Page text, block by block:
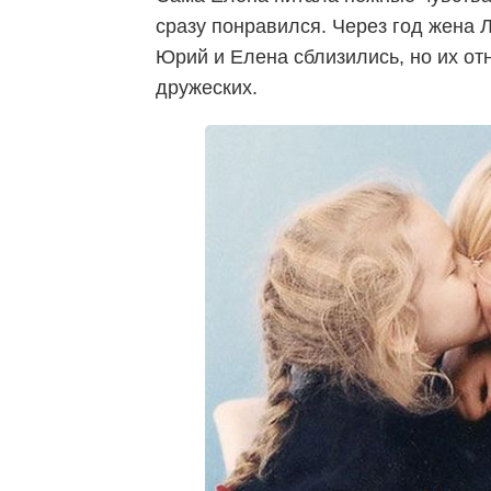
сразу понравился. Через год жена
Юрий и Елена сблизились, но их
дружеских.